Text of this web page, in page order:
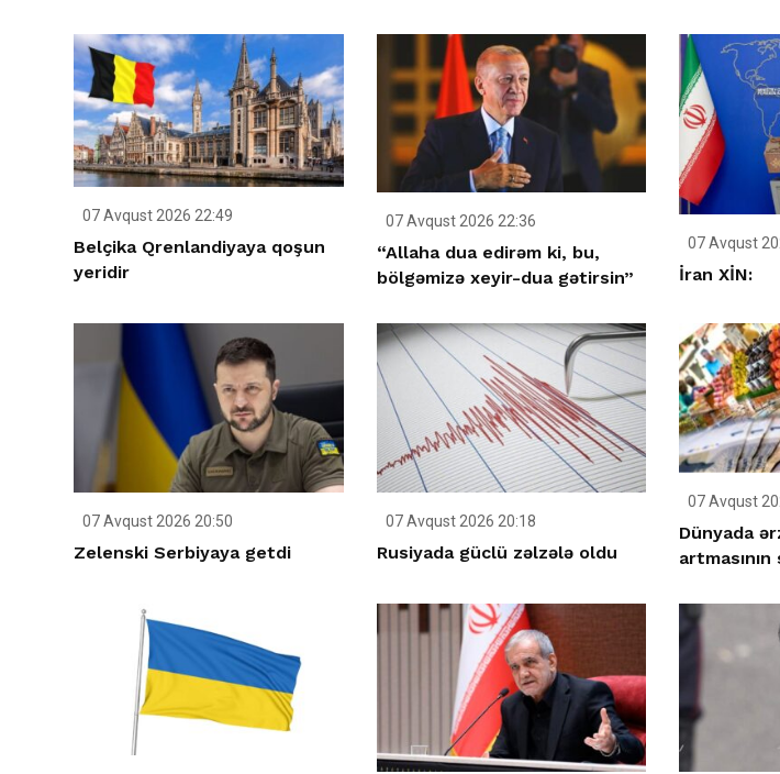
07 Avqust 2026 22:49
Belçika Qrenlandiyaya qoşun
yeridir
07 Avqust 2026 22:36
“Allaha dua edirəm ki, bu,
bölgəmizə xeyir-dua gətirsin”
07 Avqust
İran XİN:
07 Avqust 2026 20:50
Zelenski Serbiyaya getdi
07 Avqust 2026 20:18
Rusiyada güclü zəlzələ oldu
07 Avqust
Dünyada